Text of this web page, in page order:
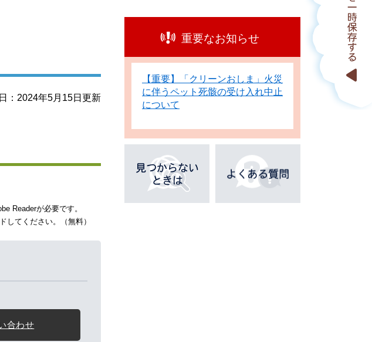
：2024年5月15日更新
Readerが必要です。
してください。（無料）
合わせ
重要なお知らせ
【重要】「クリーンおしま」火災
に伴うペット死骸の受け入れ中止
について